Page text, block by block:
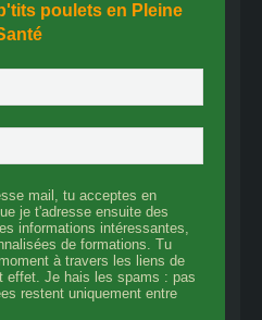
poulets en Pleine
mail, tu acceptes en
je t'adresse ensuite des
informations intéressantes,
de formations. Tu
à travers les liens de
effet. Je hais les spams : pas
restent uniquement entre